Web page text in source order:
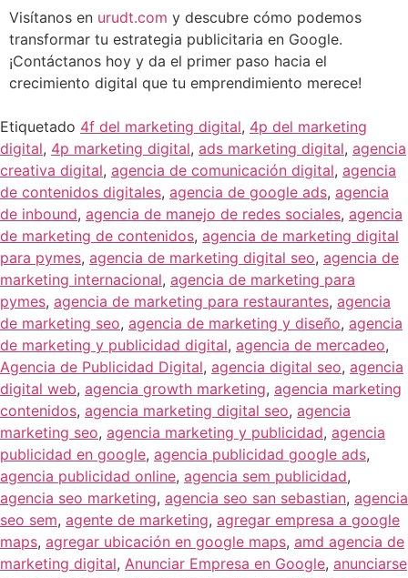
Visítanos en urudt.com y descubre cómo podemos
transformar tu estrategia publicitaria en Google.
¡Contáctanos hoy y da el primer paso hacia el
crecimiento digital que tu emprendimiento merece!
Etiquetado 4f del marketing digital, 4p del marketing
digital, 4p marketing digital, ads marketing digital, agencia
creativa digital, agencia de comunicación digital, agencia
de contenidos digitales, agencia de google ads, agencia
de inbound, agencia de manejo de redes sociales, agencia
de marketing de contenidos, agencia de marketing digital
para pymes, agencia de marketing digital seo, agencia de
marketing internacional, agencia de marketing para
pymes, agencia de marketing para restaurantes, agencia
de marketing seo, agencia de marketing y diseño, agencia
de marketing y publicidad digital, agencia de mercadeo,
Agencia de Publicidad Digital, agencia digital seo, agencia
digital web, agencia growth marketing, agencia marketing
contenidos, agencia marketing digital seo, agencia
marketing seo, agencia marketing y publicidad, agencia
publicidad en google, agencia publicidad google ads,
agencia publicidad online, agencia sem publicidad,
agencia seo marketing, agencia seo san sebastian, agencia
seo sem, agente de marketing, agregar empresa a google
maps, agregar ubicación en google maps, amd agencia de
marketing digital, Anunciar Empresa en Google, anunciarse